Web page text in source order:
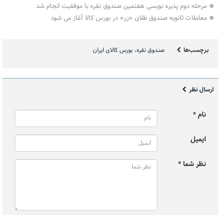
مرحله دوم پذیره ‌نویسی هفتمین صندوق نقره با موفقیت انجام شد
معاملات ثانویه صندوق طلای «زر» در بورس کالا آغاز می شود
برچسب‌ها صندوق نقره بورس کالای ایران
ارسال نظر
نام *
ایمیل
نظر شما *